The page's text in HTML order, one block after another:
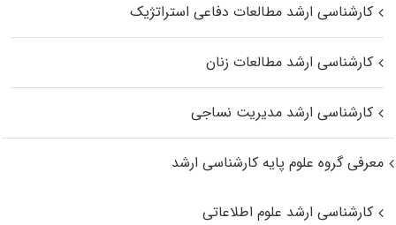
کارشناسی ارشد مطالعات دفاعی استراتژیک
کارشناسی ارشد مطالعات زنان
کارشناسی ارشد مدیریت نساجی
معرفی گروه علوم پایه کارشناسی ارشد
کارشناسی ارشد علوم اطلاعاتی